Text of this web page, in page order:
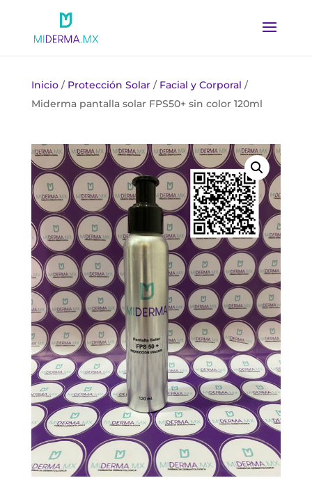
Inicio/ Protección Solar/ Facial y Corporal /
Miderma pantalla solar FPS50+ sin color 120ml